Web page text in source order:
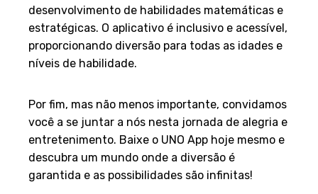
desenvolvimento de habilidades matemáticas e
estratégicas. O aplicativo é inclusivo e acessível,
proporcionando diversão para todas as idades e
níveis de habilidade.
Por fim, mas não menos importante, convidamos
você a se juntar a nós nesta jornada de alegria e
entretenimento. Baixe o UNO App hoje mesmo e
descubra um mundo onde a diversão é
garantida e as possibilidades são infinitas!